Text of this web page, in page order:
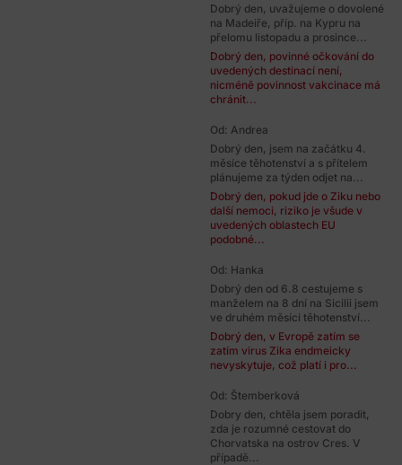
Dobrý den, uvažujeme o dovolené
na Madeiře, příp. na Kypru na
přelomu listopadu a prosince...
Dobrý den, povinné očkování do
uvedených destinací není,
nicméně povinnost vakcinace má
chránit...
Od: Andrea
Dobrý den, jsem na začátku 4.
měsíce těhotenství a s přítelem
plánujeme za týden odjet na...
Dobrý den, pokud jde o Ziku nebo
další nemoci, riziko je všude v
uvedených oblastech EU
podobné...
Od: Hanka
Dobrý den od 6.8 cestujeme s
manželem na 8 dní na Sicilii jsem
ve druhém měsíci těhotenství...
Dobrý den, v Evropě zatím se
zatím virus Zika endmeicky
nevyskytuje, což platí i pro...
Od: Štemberková
Dobry den, chtěla jsem poradit,
zda je rozumné cestovat do
Chorvatska na ostrov Cres. V
případě...